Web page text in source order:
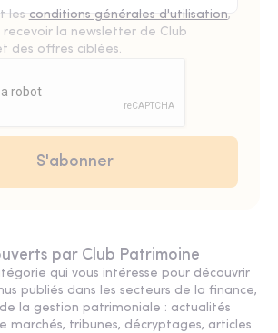
les conditions générales d'utilisation,
la newsletter de Club
des offres ciblées.
par Club Patrimoine
qui vous intéresse pour découvrir
publiés dans les secteurs de la finance,
la gestion patrimoniale : actualités
marchés, tribunes, décryptages, articles